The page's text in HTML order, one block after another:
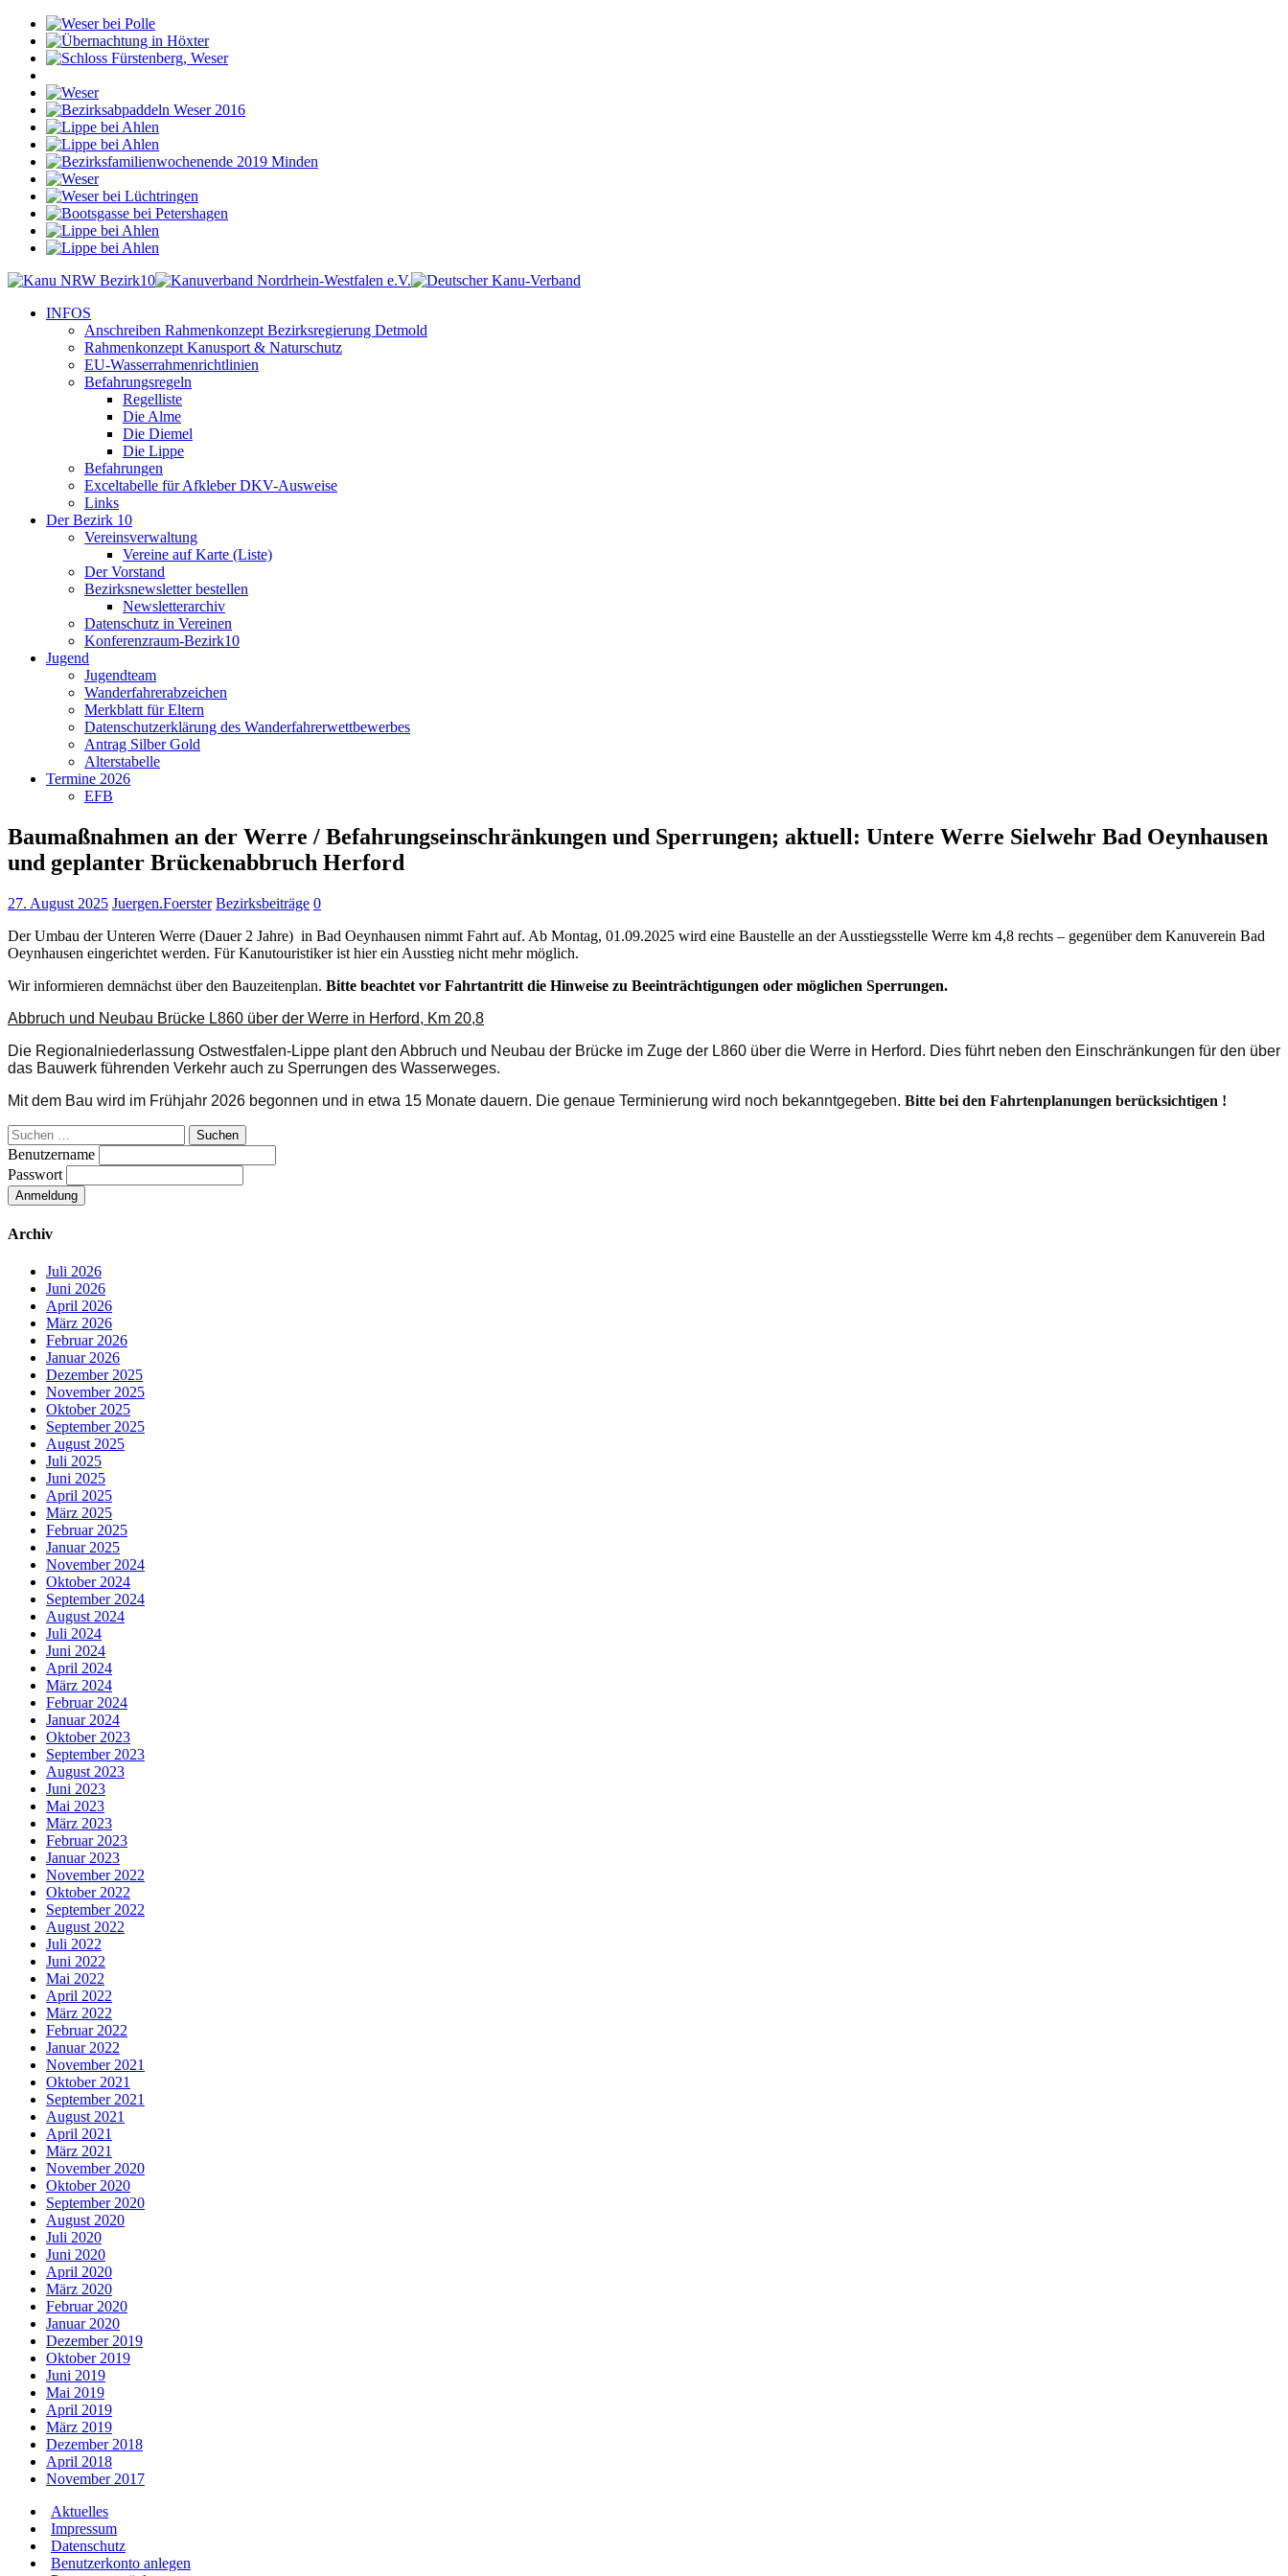
INFOS
Anschreiben Rahmenkonzept Bezirksregierung Detmold
Rahmenkonzept Kanusport & Naturschutz
EU-Wasserrahmenrichtlinien
Befahrungsregeln
Regelliste
Die Alme
Die Diemel
Die Lippe
Befahrungen
Exceltabelle für Afkleber DKV-Ausweise
Links
Der Bezirk 10
Vereinsverwaltung
Vereine auf Karte (Liste)
Der Vorstand
Bezirksnewsletter bestellen
Newsletterarchiv
Datenschutz in Vereinen
Konferenzraum-Bezirk10
Jugend
Jugendteam
Wanderfahrerabzeichen
Merkblatt für Eltern
Datenschutzerklärung des Wanderfahrerwettbewerbes
Antrag Silber Gold
Alterstabelle
Termine 2026
EFB
Baumaßnahmen an der Werre / Befahrungseinschränkungen und Sperrungen; aktuell: Untere Werre Sielwehr Bad Oeynhausen
und geplanter Brückenabbruch Herford
27. August 2025 Juergen.Foerster Bezirksbeiträge 0
Der Umbau der Unteren Werre (Dauer 2 Jahre) in Bad Oeynhausen nimmt Fahrt auf. Ab Montag, 01.09.2025 wird eine Baustelle an der Ausstiegsstelle Werre km 4,8 rechts – gegenüber dem Kanuverein Bad
Oeynhausen eingerichtet werden. Für Kanutouristiker ist hier ein Ausstieg nicht mehr möglich.
Wir informieren demnächst über den Bauzeitenplan. Bitte beachtet vor Fahrtantritt die Hinweise zu Beeinträchtigungen oder möglichen Sperrungen.
Abbruch und Neubau Brücke L860 über der Werre in Herford, Km 20,8
Die Regionalniederlassung Ostwestfalen-Lippe plant den Abbruch und Neubau der Brücke im Zuge der L860 über die Werre in Herford. Dies führt neben den Einschränkungen für den über
das Bauwerk führenden Verkehr auch zu Sperrungen des Wasserweges.
Mit dem Bau wird im Frühjahr 2026 begonnen und in etwa 15 Monate dauern. Die genaue Terminierung wird noch bekanntgegeben. Bitte bei den Fahrtenplanungen berücksichtigen !
Suchen
nach:
Benutzername
Passwort
Archiv
Juli 2026
Juni 2026
April 2026
März 2026
Februar 2026
Januar 2026
Dezember 2025
November 2025
Oktober 2025
September 2025
August 2025
Juli 2025
Juni 2025
April 2025
März 2025
Februar 2025
Januar 2025
November 2024
Oktober 2024
September 2024
August 2024
Juli 2024
Juni 2024
April 2024
März 2024
Februar 2024
Januar 2024
Oktober 2023
September 2023
August 2023
Juni 2023
Mai 2023
März 2023
Februar 2023
Januar 2023
November 2022
Oktober 2022
September 2022
August 2022
Juli 2022
Juni 2022
Mai 2022
April 2022
März 2022
Februar 2022
Januar 2022
November 2021
Oktober 2021
September 2021
August 2021
April 2021
März 2021
November 2020
Oktober 2020
September 2020
August 2020
Juli 2020
Juni 2020
April 2020
März 2020
Februar 2020
Januar 2020
Dezember 2019
Oktober 2019
Juni 2019
Mai 2019
April 2019
März 2019
Dezember 2018
April 2018
November 2017
Aktuelles
Impressum
Datenschutz
Benutzerkonto anlegen